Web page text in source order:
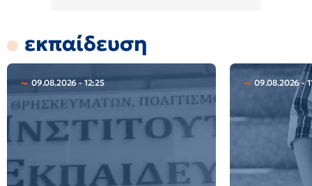
εκπαίδευση
09.08.2026 - 12:25 09.08.2026 -